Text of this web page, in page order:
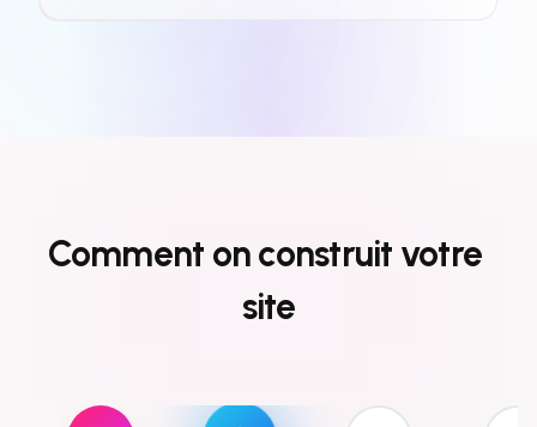
Comment onconstruit votre
site